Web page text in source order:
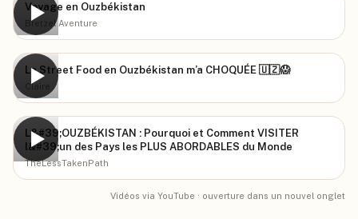
▶ Voyage en Ouzbékistan
Bretzel Aventure
▶
La Street Food en Ouzbékistan m’a CHOQUÉE 🇺🇿😱
Claire
▶
L&#39;OUZBÉKISTAN : Pourquoi et Comment VISITER
l&#39;un des Pays les PLUS ABORDABLES du Monde
TheLessTakenPath
Vidéos via YouTube · ouverture dans un nouvel onglet